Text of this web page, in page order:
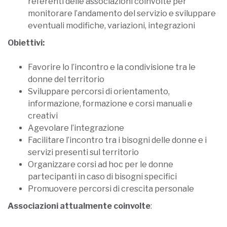
monitorare l’andamento del servizio e sviluppare
eventuali modifiche, variazioni, integrazioni
Obiettivi:
Favorire lo l’incontro e la condivisione tra le
donne del territorio
Sviluppare percorsi di orientamento,
informazione, formazione e corsi manuali e
creativi
Agevolare l’integrazione
Facilitare l’incontro tra i bisogni delle donne e i
servizi presenti sul territorio
Organizzare corsi ad hoc per le donne
partecipanti in caso di bisogni specifici
Promuovere percorsi di crescita personale
Associazioni attualmente coinvolte: